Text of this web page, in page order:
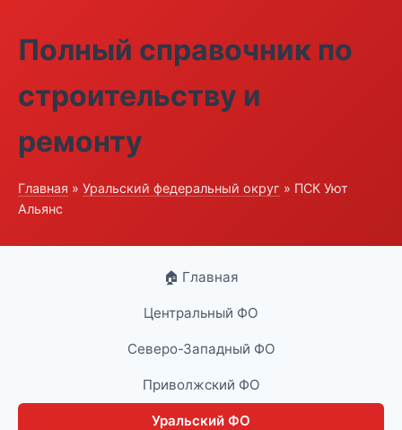
Полный справочник по
строительству и
ремонту
Главная » Уральский федеральный округ » ПСК Уют
Альянс
🏠 Главная
Центральный ФО
Северо-Западный ФО
Приволжский ФО
Уральский ФО